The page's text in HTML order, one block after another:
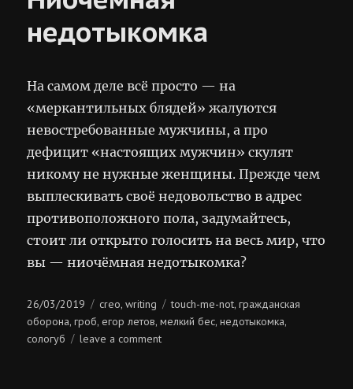
недотыкомка
На самом деле всё просто — на
«меркантильных блядей» жалуются
невостребованные мужчины, а про
дефицит «настоящих мужчин» скулят
никому не нужные женщины. Прежде чем
выплескивать своё недовольство в адрес
противоположного пола, задумайтесь,
стоит ли открыто голосить на весь мир, что
вы — ниочёмная недотыкомка?
Posted
on
26/03/2019 Categories
creo,writing Tags
touch-me-not,гражданская
оборона,гроб,егор летов,мелкий бес,недотыкомка,
сологуб leave a commenton